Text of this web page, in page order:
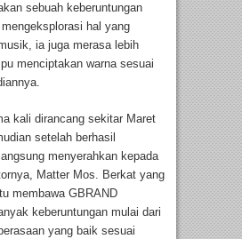
sebuah keberuntungan
hal yang
ia juga merasa lebih
menciptakan warna sesuai
kali dirancang sekitar Maret
setelah berhasil
menyerahkan kepada
Matter Mos. Berkat yang
membawa GBRAND
keberuntungan mulai dari
yang baik sesuai